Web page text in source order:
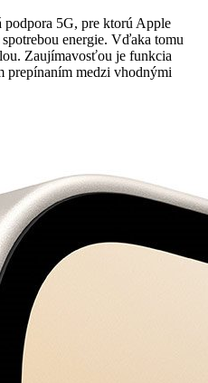
5G, pre ktorú Apple
energie. Vďaka tomu
Zaujímavosťou je funkcia
prepínaním medzi vhodnými